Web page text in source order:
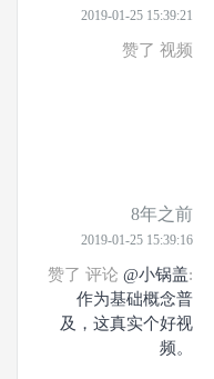
2019-01-25 15:39:21
赞了 视频
8年之前
2019-01-25 15:39:16
赞了 评论 @小锅盖:
作为基础概念普
及，这真实个好视
频。